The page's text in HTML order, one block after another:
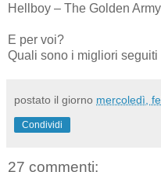
Hellboy – The Golden
E per voi?
Quali sono i migliori seguiti
postato il giorno mercoledì,
Condividi
27 commenti: